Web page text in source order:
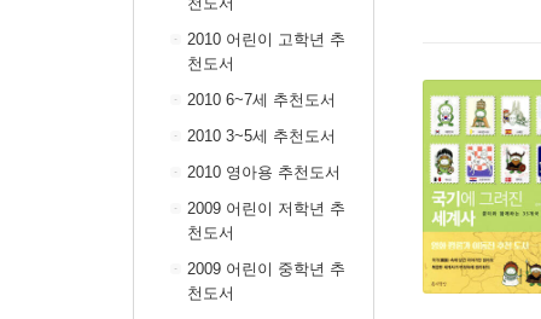
2010 어린이 고학년 추
천도서
2010 6~7세 추천도서
2010 3~5세 추천도서
2010 영아용 추천도서
2009 어린이 저학년 추
천도서
2009 어린이 중학년 추
천도서